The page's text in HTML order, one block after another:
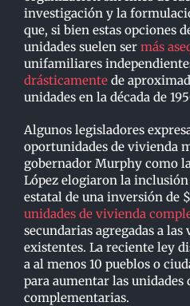
investigación y la
que, si bien estas opciones
unidades suelen ser más
unifamiliares
drásticamente de
unidades en la década de
Algunos legisladores
oportunidades de vivienda
gobernador Murphy como
López elogiaron la
estatal de una inversión de
unidades de vivienda
secundarias agregadas a
existentes. La reciente ley
a al menos 10 pueblos o
para aumentar las unidades
complementarias.